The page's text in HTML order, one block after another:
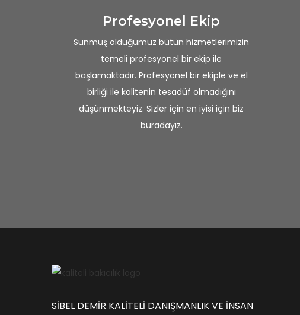
Profesyonel Ekip
Sunmuş olduğumuz bütün hizmetlerimizin
temeli profesyonel bir ekip ile
başlamaktadır. Profesyonel bir ekiple ve el
birliği ile kalitenin tesadüf olmadığını
düşünmekteyiz. Sizler için en iyisi için biz
buradayız.
SİBEL DEMİR KALİTELİ DANIŞMANLIK VE İNSAN